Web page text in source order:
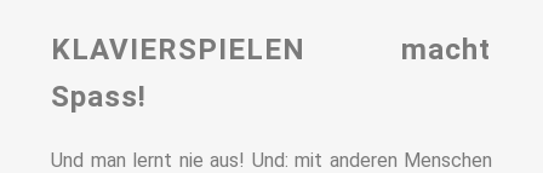
KLAVIERSPIELEN macht
Spass!
Und man lernt nie aus! Und: mit anderen Menschen